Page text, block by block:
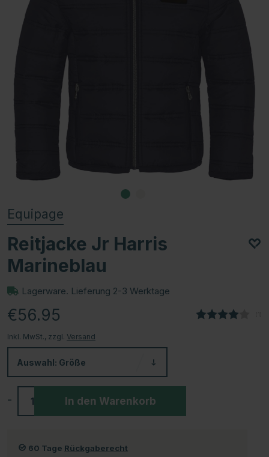
Equipage
Reitjacke Jr Harris
Marineblau
Lagerware. Lieferung 2-3 Werktage
€56.95
Inkl. MwSt., zzgl. Versand
Auswahl: Größe
- In den Warenkorb
60 Tage Rückgaberecht